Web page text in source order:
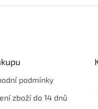
podmínky
zboží do 14 dnů